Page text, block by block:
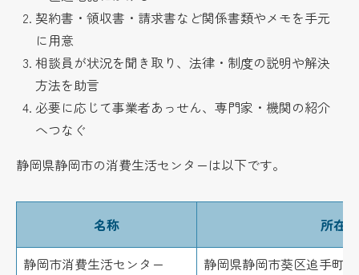
契約書・領収書・請求書など関係書類やメモを手元
に用意
相談員が状況を聞き取り、法律・制度の説明や解決
方法を助言
必要に応じて事業者あっせん、専門家・機関の紹介
へつなぐ
静岡県静岡市の消費生活センターは以下です。
名称 所在地
静岡市消費生活センター
静岡県静岡市葵区追手町